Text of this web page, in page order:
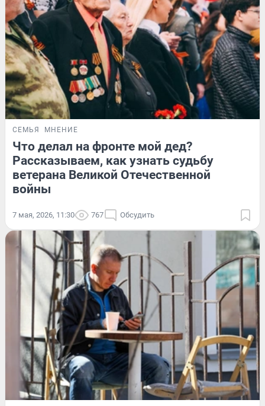
СЕМЬЯ МНЕНИЕ
Что делал на фронте мой дед?
Рассказываем, как узнать судьбу
ветерана Великой Отечественной
войны
7 мая, 2026, 11:30 767 Обсудить